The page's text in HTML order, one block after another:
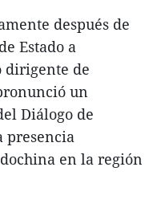
después de
Estado a
dirigente de
un
Diálogo de
presencia
en la región